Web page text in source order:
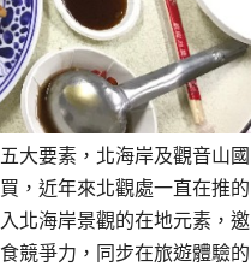
大要素，北海岸及觀音山國
，近年來北觀處一直在推的
北海岸景觀的在地元素，邀
競爭力，同步在旅遊體驗的